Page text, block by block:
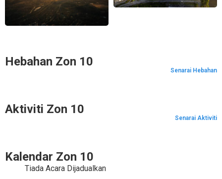
Hebahan Zon 10
Senarai Hebahan
Aktiviti Zon 10
Senarai Aktiviti
Kalendar Zon 10
Tiada Acara Dijadualkan